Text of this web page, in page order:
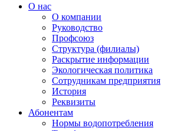
О нас
О компании
Руководство
Профсоюз
Структура (филиалы)
Раскрытие информации
Экологическая политика
Сотрудникам предприятия
История
Реквизиты
Абонентам
Нормы водопотребления